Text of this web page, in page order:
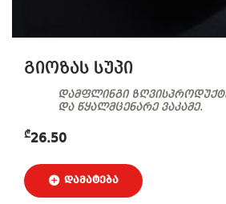
გიოზას სუპი
დამფლინგი
და წყალმცენარე ვაკამე.
₾26.50